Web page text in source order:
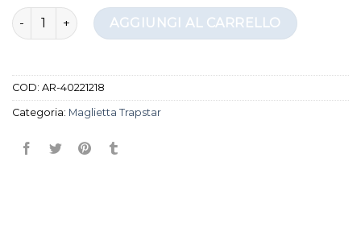
maglietta trapstar quantitàAGGIUNGI AL CARRELLO
COD: AR-40221218
Categoria: Maglietta Trapstar